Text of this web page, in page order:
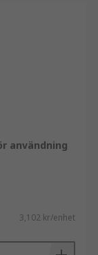
användning
3,102 kr/enhet